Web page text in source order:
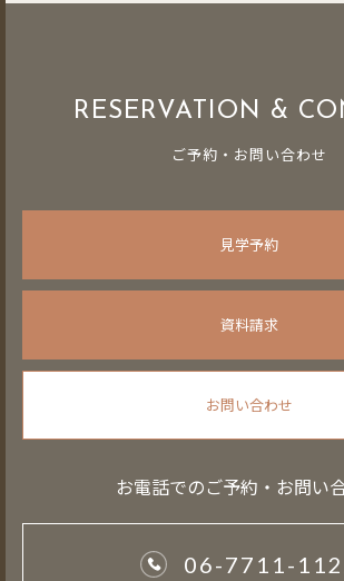
RESERVATION &
ご予約・お問い合わせ
見学予約
資料請求
お問い合わせ
お電話でのご予約・お問い
06-7711-